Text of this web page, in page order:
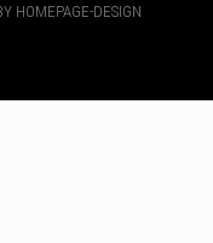
HOMEPAGE-DESIGN